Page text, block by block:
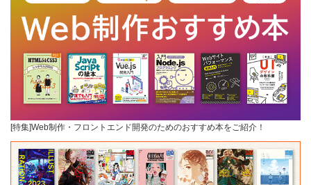
[特集]Web制作・フロントエンド開発のためのおすすめ本をご紹介！